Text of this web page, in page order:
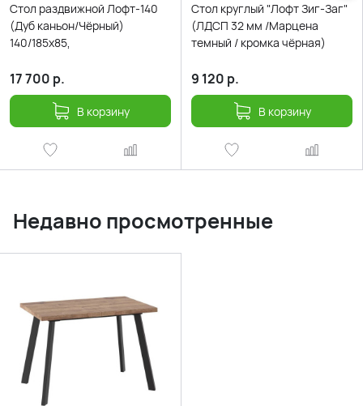
Стол раздвижной Лофт-140
(Дуб каньон/Чёрный)
140/185х85,
17 700 р.
В корзину
Стол круглый "Лофт Зиг-Заг"
(ЛДСП 32 мм /Марцена
темный / кромка чёрная)
9 120 р.
В корзину
Недавно просмотренные